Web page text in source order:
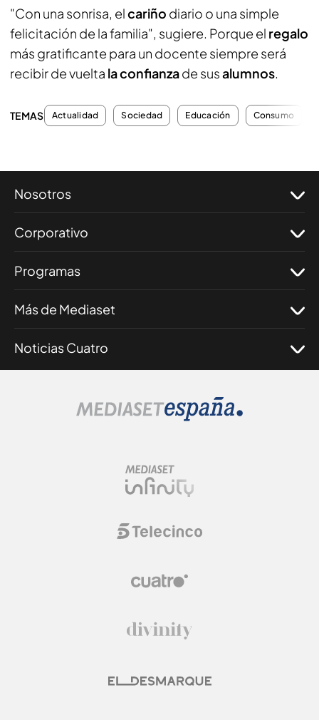
"Con una sonrisa, elcariño diario o una simple
felicitación de la familia", sugiere. Porque el regalo
más gratificante para un docente siempre será
recibir de vuelta la confianzade susalumnos.
TEMAS Actualidad Sociedad Educación Consumo
Nosotros
Corporativo
Programas
Más de Mediaset
Noticias Cuatro